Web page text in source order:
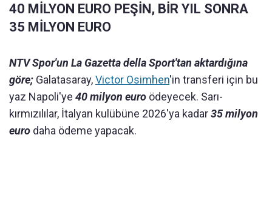
40 MİLYON EURO PEŞİN, BİR YIL SONRA
35 MİLYON EURO
NTV Spor'un La Gazetta della Sport'tan aktardığına
göre; Galatasaray,Victor Osimhen'in transferi için bu
yaz Napoli'ye 40 milyon euro ödeyecek. Sarı-
kırmızılılar, İtalyan kulübüne 2026'ya kadar35 milyon
euro daha ödeme yapacak.